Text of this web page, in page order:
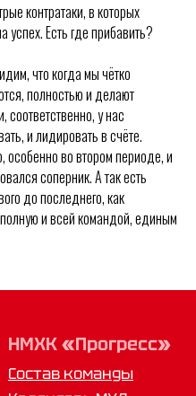
контратаки, в которых
Есть где прибавить?
что когда мы чётко
полностью и делают
у нас
и лидировать в счёте.
во втором периоде, и
соперник. А так есть
до последнего, как
полную и всей командой, единым
данных